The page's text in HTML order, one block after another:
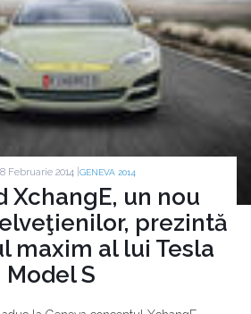
Februarie 2014 | GENEVA 2014
XchangE, un nou
prezintă
maxim al lui Tesla
Model S